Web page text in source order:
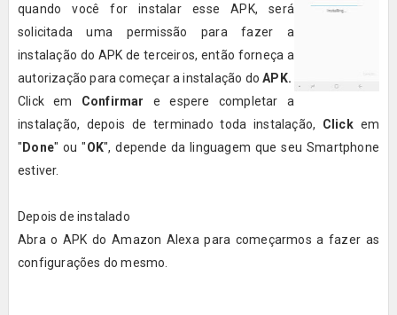
quando você for instalar esse APK, será
solicitada uma permissão para fazer a
instalação do APK de terceiros, então forneça a
autorização para começar a instalação doAPK.
Click em Confirmar e espere completar a
instalação, depois de terminado toda instalação, Clickem
"Done" ou "OK", depende da linguagem que seu Smartphone
estiver.
Depois de instalado
Abra o APK do Amazon Alexa para começarmos a fazer as
configurações do mesmo.